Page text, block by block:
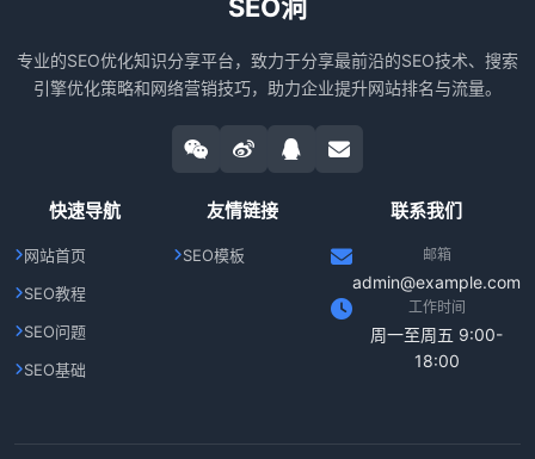
SEO洞
专业的SEO优化知识分享平台，致力于分享最前沿的SEO技术、搜索
引擎优化策略和网络营销技巧，助力企业提升网站排名与流量。
快速导航
网站首页
SEO教程
SEO问题
SEO基础
友情链接
SEO模板
联系我们
邮箱
admin@example.com
工作时间
周一至周五 9:00-
18:00